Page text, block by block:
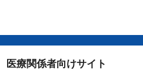
療関係者向けサイト